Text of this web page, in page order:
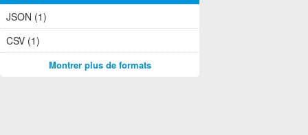
JSON (1)
CSV (1)
Montrer plus de formats